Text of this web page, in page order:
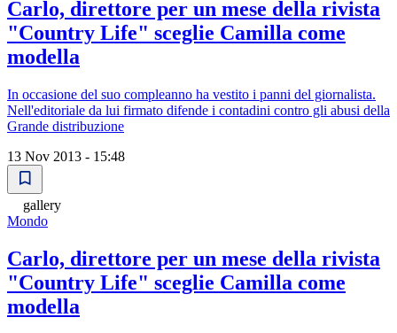
Carlo, direttore per un mese della rivista
"Country Life" sceglie Camilla come
modella
In occasione del suo compleanno ha vestito i panni del giornalista.
Nell'editoriale da lui firmato difende i contadini contro gli abusi della
Grande distribuzione
13 Nov 2013 - 15:48
gallery
Mondo
Carlo, direttore per un mese della rivista
"Country Life" sceglie Camilla come
modella